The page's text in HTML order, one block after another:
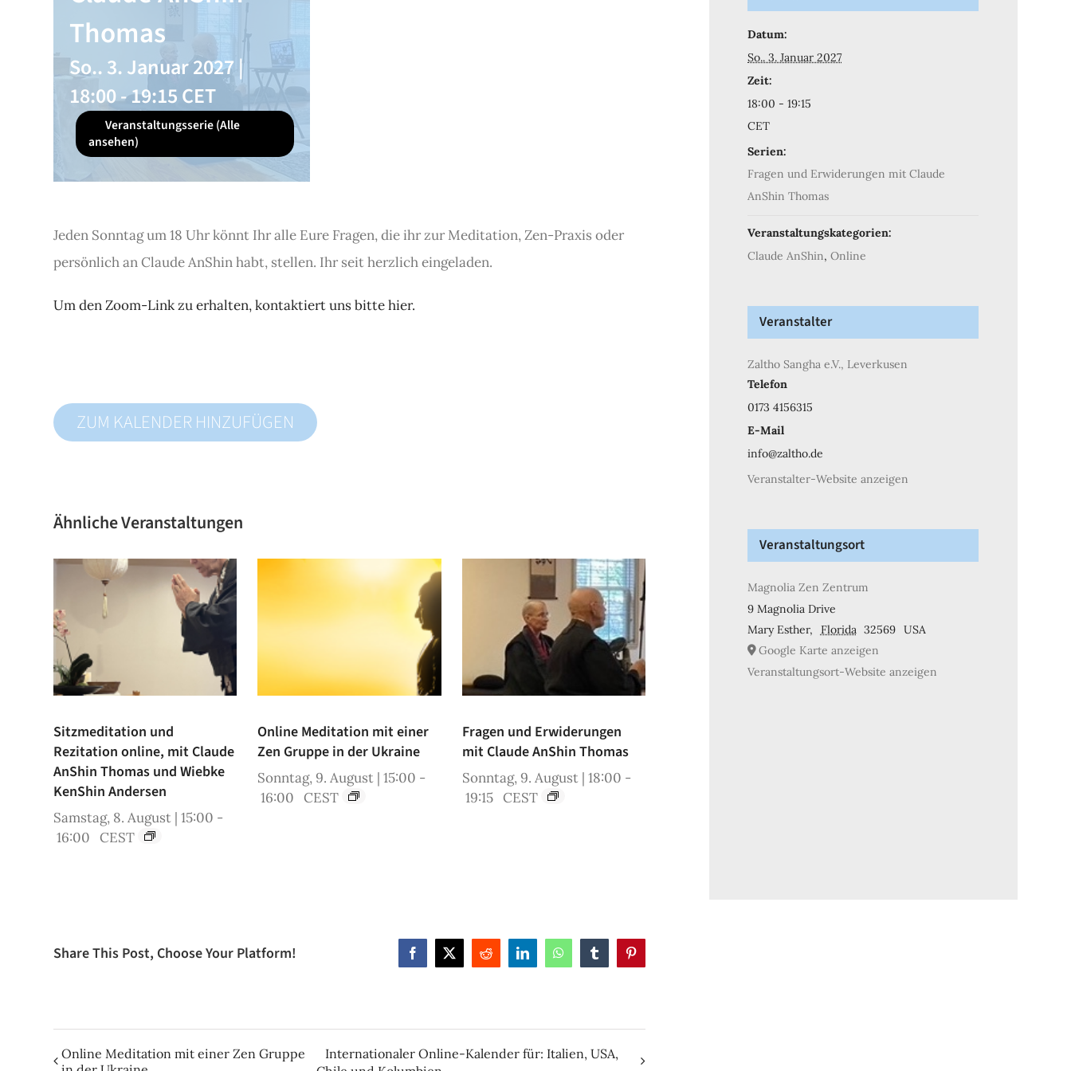
Thomas
So.. 3. Januar 2027 |
18:00-19:15CET
Veranstaltungsserie(Alle
ansehen)
Jeden Sonntag um 18 Uhr könnt Ihr alle Eure Fragen, die ihr zur Meditation, Zen-Praxis oder
persönlich an Claude AnShin habt, stellen. Ihr seit herzlich eingeladen.
Um den Zoom-Link zu erhalten, kontaktiert uns bitte hier.
ZUM KALENDER HINZUFÜGEN
Ähnliche Veranstaltungen
Sitzmeditation und
Rezitation online, mit Claude
AnShin Thomas und Wiebke
KenShin Andersen
Samstag, 8. August | 15:00 -
16:00 CEST
Online Meditation mit einer
Zen Gruppe in der Ukraine
Sonntag, 9. August | 15:00 -
16:00
CEST
Fragen und Erwiderungen
mit Claude AnShin Thomas
Sonntag, 9. August | 18:00 -
19:15 CEST
Share This Post, Choose Your Platform! Facebook
X Reddit LinkedInWhatsAppTumblrPinterest
Online Meditation mit einer Zen Gruppe
Internationaler Online-Kalender für: Italien, USA,
Datum:
So.. 3. Januar 2027
Zeit:
18:00 - 19:15
CET
Serien:
Fragen und Erwiderungen mit Claude
AnShin Thomas
Veranstaltungskategorien:
Claude AnShin,Online
Veranstalter
Zaltho Sangha e.V., Leverkusen
Telefon
0173 4156315
E-Mail
info@zaltho.de
Veranstalter-Website anzeigen
Veranstaltungsort
Magnolia Zen Zentrum
9 Magnolia Drive
Mary Esther, Florida 32569 USA
Google Karte anzeigen
Veranstaltungsort-Website anzeigen